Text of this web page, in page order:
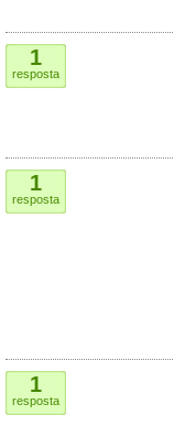
1
resposta
1
resposta
1
resposta